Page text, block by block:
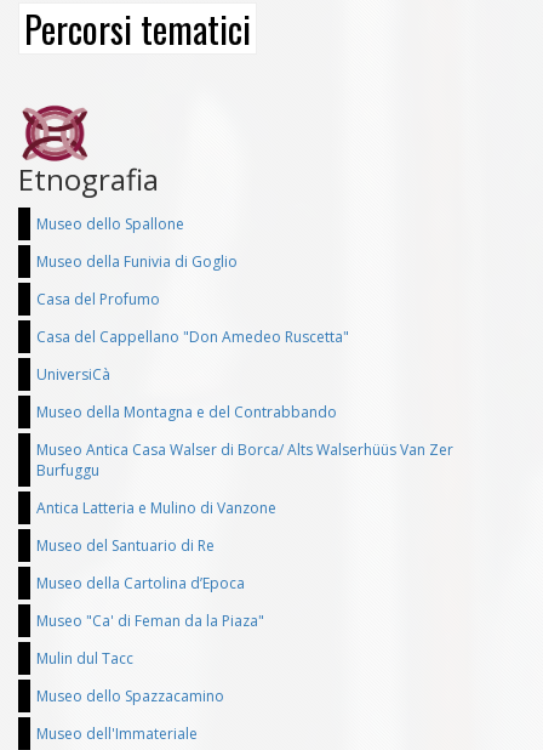
Percorsi tematici
Etnografia
Museo dello Spallone
Museo della Funivia di Goglio
Casa del Profumo
Casa del Cappellano "Don Amedeo Ruscetta"
UniversiCà
Museo della Montagna e del Contrabbando
Museo Antica Casa Walser di Borca/ Alts Walserhüüs Van Zer
Burfuggu
Antica Latteria e Mulino di Vanzone
Museo del Santuario di Re
Museo della Cartolina d’Epoca
Museo "Ca' di Feman da la Piaza"
Mulin dul Tacc
Museo dello Spazzacamino
Museo dell'Immateriale